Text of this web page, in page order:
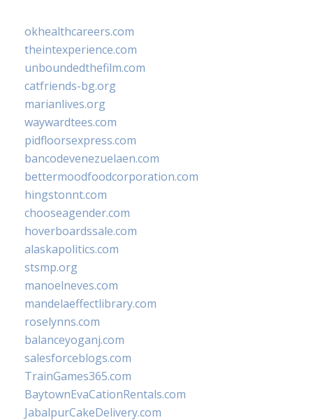
okhealthcareers.com
theintexperience.com
unboundedthefilm.com
catfriends-bg.org
marianlives.org
waywardtees.com
pidfloorsexpress.com
bancodevenezuelaen.com
bettermoodfoodcorporation.com
hingstonnt.com
chooseagender.com
hoverboardssale.com
alaskapolitics.com
stsmp.org
manoelneves.com
mandelaeffectlibrary.com
roselynns.com
balanceyoganj.com
salesforceblogs.com
TrainGames365.com
BaytownEvaCationRentals.com
JabalpurCakeDelivery.com